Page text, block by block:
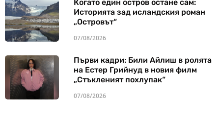
Когато един остров остане сам:
Историята зад исландския роман
„Островът“
07/08/2026
Първи кадри: Били Айлиш в ролята
на Естер Грийнуд в новия филм
„Стъкленият похлупак“
07/08/2026